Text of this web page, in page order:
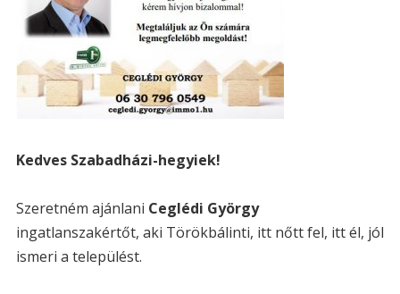
Kedves Szabadházi-hegyiek!
Szeretném ajánlani Ceglédi György
ingatlanszakértőt, aki Törökbálinti, itt nőtt fel, itt él, jól
ismeri a települést.